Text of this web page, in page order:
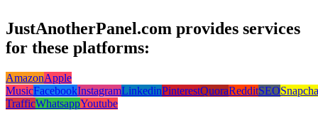
JustAnotherPanel.com provides services
for these platforms:
AmazonApple
MusicFacebookInstagramLinkedinPinterestQuoraRedditSEO
TrafficWhatsappYoutube